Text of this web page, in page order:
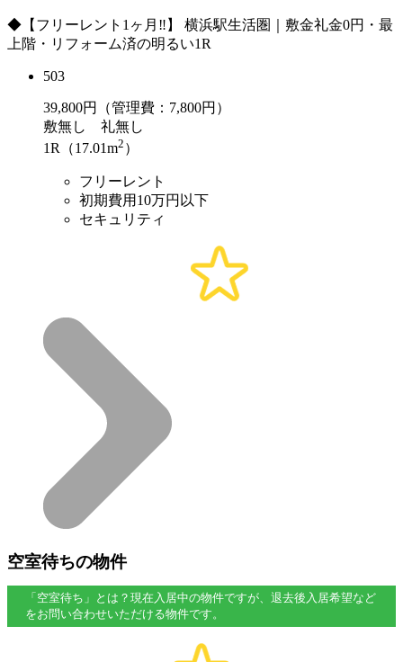
◆【フリーレント1ヶ月‼︎】 横浜駅生活圏｜敷金礼金0円・最
上階・リフォーム済の明るい1R
503
39,800円（管理費：7,800円）
敷無し 礼無し
1R（17.01m2 ）
フリーレント
初期費用10万円以下
セキュリティ
空室待ちの物件
「空室待ち」とは？現在入居中の物件ですが、退去後入居希望など
をお問い合わせいただける物件です。